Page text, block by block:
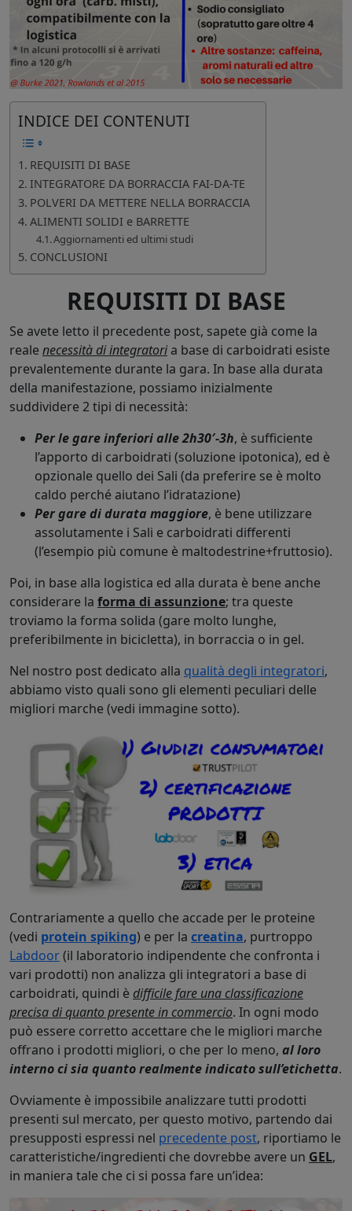
INDICE DEI CONTENUTI
REQUISITI DI BASE
INTEGRATORE DA BORRACCIA FAI-DA-TE
POLVERI DA METTERE NELLA BORRACCIA
ALIMENTI SOLIDI e BARRETTE
Aggiornamenti ed ultimi studi
CONCLUSIONI
REQUISITI DI BASE
Se avete letto il precedente post, sapete già come la
reale necessità di integratori a base di carboidrati esiste
prevalentemente durante la gara. In base alla durata
della manifestazione, possiamo inizialmente
suddividere 2 tipi di necessità:
Per le gare inferiori alle 2h30′-3h, è sufficiente
l’apporto di carboidrati (soluzione ipotonica), ed è
opzionale quello dei Sali (da preferire se è molto
caldo perché aiutano l’idratazione)
Per gare di durata maggiore, è bene utilizzare
assolutamente i Sali e carboidrati differenti
(l’esempio più comune è maltodestrine+fruttosio).
Poi, in base alla logistica ed alla durata è bene anche
considerare la forma di assunzione; tra queste
troviamo la forma solida (gare molto lunghe,
preferibilmente in bicicletta), in borraccia o in gel.
Nel nostro post dedicato alla qualità degli integratori,
abbiamo visto quali sono gli elementi peculiari delle
migliori marche (vedi immagine sotto).
Contrariamente a quello che accade per le proteine
(vedi protein spiking) e per la creatina, purtroppo
Labdoor(il laboratorio indipendente che confronta i
vari prodotti) non analizza gli integratori a base di
carboidrati, quindi è difficile fare una classificazione
precisa di quanto presente in commercio. In ogni modo
può essere corretto accettare che le migliori marche
offrano i prodotti migliori, o che per lo meno, al loro
interno ci sia quanto realmente indicato sull’etichetta.
Ovviamente è impossibile analizzare tutti prodotti
presenti sul mercato, per questo motivo, partendo dai
presupposti espressi nel precedente post, riportiamo le
caratteristiche/ingredienti che dovrebbe avere un GEL,
in maniera tale che ci si possa fare un’idea: